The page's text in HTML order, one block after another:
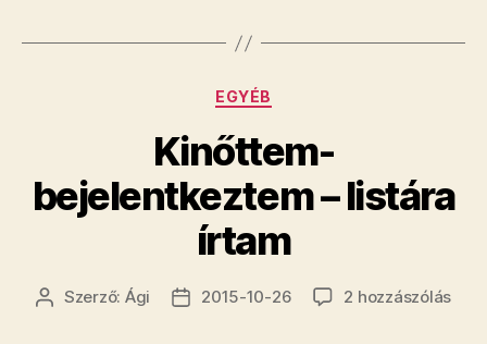
Kategóriák
EGYÉB
Kinőttem-
bejelentkeztem – listára
írtam
Bejegyzés
Szerző: Ági
Bejegyzés
2015-10-26 2 hozzászólás